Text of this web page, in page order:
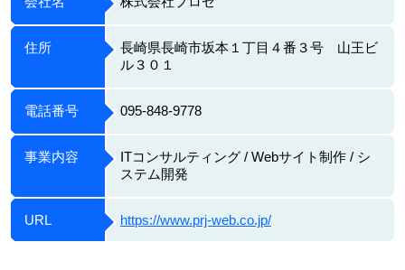
住所
長崎県長崎市坂本１丁目４番３号 山王ビ
ル３０１
電話番号 095-848-9778
事業内容
ITコンサルティング / Webサイト制作 / シ
ステム開発
URL https://www.prj-web.co.jp/